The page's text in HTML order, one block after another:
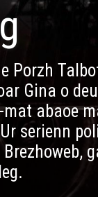
Porzh
Gina o
abaoe
serienn